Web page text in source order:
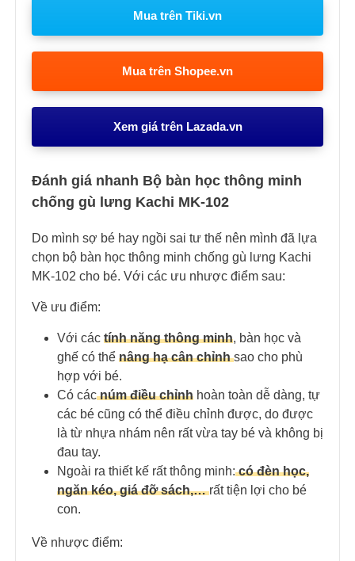
Mua trên Tiki.vn
Mua trên Shopee.vn
Xem giá trên Lazada.vn
Đánh giá nhanh Bộ bàn học thông minh
chống gù lưng Kachi MK-102
Do mình sợ bé hay ngồi sai tư thế nên mình đã lựa
chọn bộ bàn học thông minh chống gù lưng Kachi
MK-102 cho bé. Với các ưu nhược điểm sau:
Về ưu điểm:
Với các tính năng thông minh, bàn học và
ghế có thể nâng hạ cân chỉnh sao cho phù
hợp với bé.
Có cácnúm điều chỉnh hoàn toàn dễ dàng, tự
các bé cũng có thể điều chỉnh được, do được
là từ nhựa nhám nên rất vừa tay bé và không bị
đau tay.
Ngoài ra thiết kế rất thông minh:có đèn học,
ngăn kéo, giá đỡ sách,… rất tiện lợi cho bé
con.
Về nhược điểm: